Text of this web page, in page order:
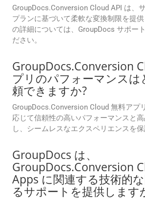
GroupDocs.Conversion Cloud API は、
プランに基づいて柔軟な変換制限を提
の詳細については、GroupDocs サポー
ださい。
GroupDocs.Conversion
プリのパフォーマンスは
頼できますか?
GroupDocs.Conversion Cloud 無料アプ
応じて信頼性の高いパフォーマンスと
し、シームレスなエクスペリエンスを保
GroupDocs は、
GroupDocs.Conversion
Apps に関連する技術的
るサポートを提供します